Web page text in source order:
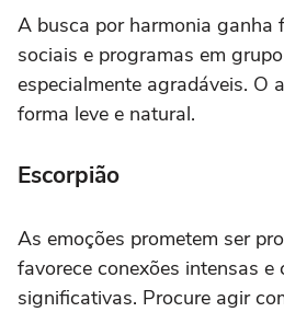
A busca por harmonia ganha
sociais e programas em
especialmente agradáveis. O
forma leve e natural.
Escorpião
As emoções prometem ser
favorece conexões intensas e
significativas. Procure agir